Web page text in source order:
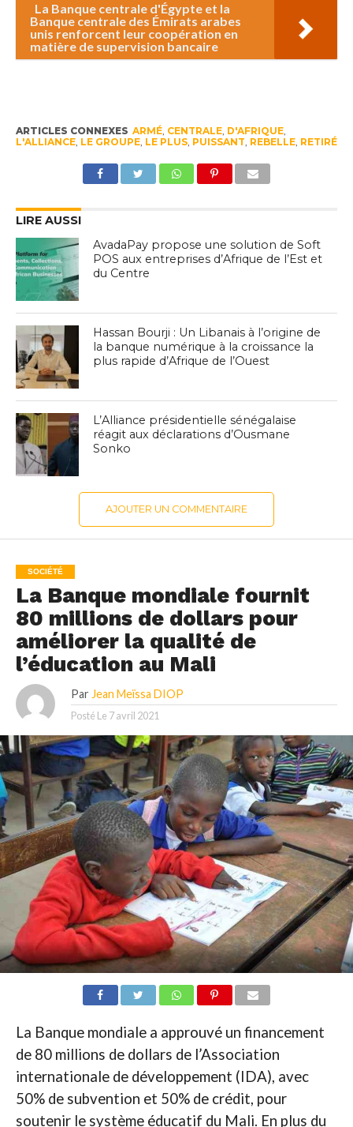
La Banque centrale d'Égypte et la
Banque centrale des Émirats arabes
unis renforcent leur coopération en
matière de supervision bancaire
ARTICLES CONNEXES ARMÉ, CENTRALE, D'AFRIQUE,
L'ALLIANCE, LE GROUPE, LE PLUS, PUISSANT, REBELLE, RETIRÉ
LIRE AUSSI
AvadaPay propose une solution de Soft
POS aux entreprises d’Afrique de l’Est et
du Centre
Hassan Bourji : Un Libanais à l’origine de
la banque numérique à la croissance la
plus rapide d’Afrique de l’Ouest
L’Alliance présidentielle sénégalaise
réagit aux déclarations d’Ousmane
Sonko
AJOUTER UN COMMENTAIRE
SOCIÉTÉ
La Banque mondiale fournit
80 millions de dollars pour
améliorer la qualité de
l’éducation au Mali
Par Jean Meïssa DIOP
Posté Le 7 avril 2021
La Banque mondiale a approuvé un financement
de 80 millions de dollars de l’Association
internationale de développement (IDA), avec
50% de subvention et 50% de crédit, pour
soutenir le système éducatif du Mali. En plus du